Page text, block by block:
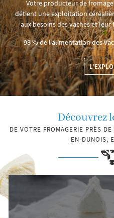
Accueil
produits
Galerie
Actualités
Avis
Contact
Votre producteur de
détient une exploitation
aux besoins des vaches et
98 % de l’alimentation des
Découvrez
DE VOTRE FROMAGERIE PRÈS
EN-DUNOIS,